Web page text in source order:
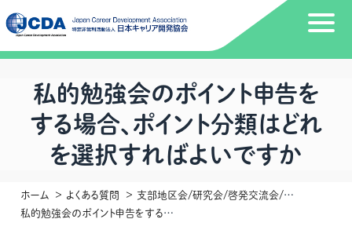
私的勉強会のポイント申告を
する場合、ポイント分類はどれ
を選択すればよいですか
ホーム よくある質問
支部地区会/研究会/啓発交流会/勉強会 幹事の方向け
私的勉強会のポイント申告をする場合、ポイント分類はどれを選択すればよいですか